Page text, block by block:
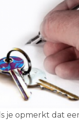
je opmerkt dat